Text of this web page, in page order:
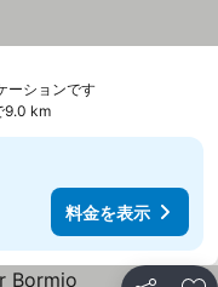
ーションです
9.0 km
料金を表示